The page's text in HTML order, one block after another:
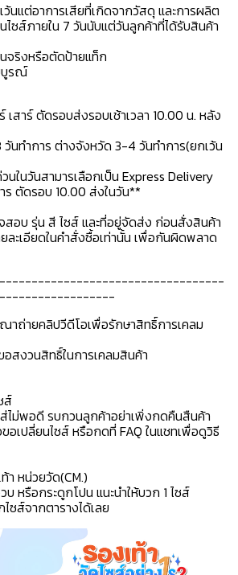
ว้นแต่อาการเสียที่เกิดจากวัสดุ และการผลิต
ไซส์ภายใน 7 วันนับแต่วันลูกค้าที่ได้รับสินค้า
จริงหรือตัดป้ายแท็ก
บูรณ์
สาร์ ตัดรอบส่งรอบเช้าเวลา 10.00 น. หลัง
นทำการ ต่างจังหวัด 3-4 วันทำการ(ยกเว้น
ในวันสามารเลือกเป็น Express Delivery
ร ตัดรอบ 10.00 ส่งในวัน**
อบ รุ่น สี ไซส์ และที่อยู่จัดส่ง ก่อนสั่งสินค้า
ละเอียดในคำสั่งซื้อเท่านั้น เพื่อกันผิดพลาด
ถ่ายคลิปวีดีโอเพื่อรักษาสิทธิ์การเคลม
สงวนสิทธิ์ในการเคลมสินค้า
ส์
ส่ไม่พอดี รบกวนลูกค้าอย่าเพิ่งกดคืนสืนค้า
เปลี่ยนไซส์ หรือกดที่ FAQ ในแชทเพื่อดูวิธี
า หน่วยวัด(CM.)
บ หรือกระดูกโปน แนะนำให้บวก 1 ไซส์
ซส์จากตารางได้เลย